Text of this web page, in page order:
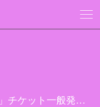
「アルティメットな公演」チケット一般発売開始！